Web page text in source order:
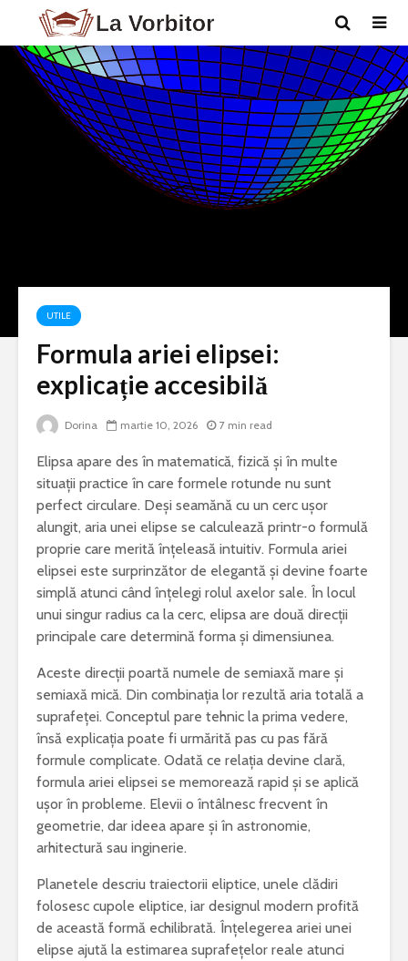
UTILE
Formula ariei elipsei:
explicație accesibilă
Dorina martie 10, 2026 7 min read
Elipsa apare des în matematică, fizică și în multe
situații practice în care formele rotunde nu sunt
perfect circulare. Deși seamănă cu un cerc ușor
alungit, aria unei elipse se calculează printr-o formulă
proprie care merită înțeleasă intuitiv. Formula ariei
elipsei este surprinzător de elegantă și devine foarte
simplă atunci când înțelegi rolul axelor sale. În locul
unui singur radius ca la cerc, elipsa are două direcții
principale care determină forma și dimensiunea.
Aceste direcții poartă numele de semiaxă mare și
semiaxă mică. Din combinația lor rezultă aria totală a
suprafeței. Conceptul pare tehnic la prima vedere,
însă explicația poate fi urmărită pas cu pas fără
formule complicate. Odată ce relația devine clară,
formula ariei elipsei se memorează rapid și se aplică
ușor în probleme. Elevii o întâlnesc frecvent în
geometrie, dar ideea apare și în astronomie,
arhitectură sau inginerie.
Planetele descriu traiectorii eliptice, unele clădiri
folosesc cupole eliptice, iar designul modern profită
de această formă echilibrată. Înțelegerea ariei unei
elipse ajută la estimarea suprafețelor reale atunci
pentru lucrări de
bricolaj acasă
Ce poți vizita într-
un weekend în
județul Gorj
Ziua Mondială a
Bolilor Rare. De ce
există această zi și
care este mesajul
transmis la nivel
global
rămâne
foto bun
frigorifice
„Iona” de Marin
Sorescu – opera ce
a schimbat
Ce este acneea
NUVELA REALISTA